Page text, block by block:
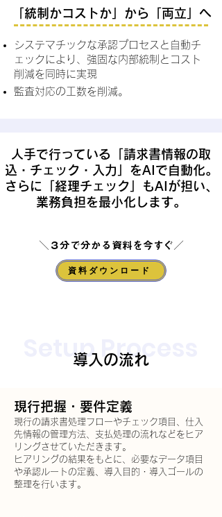
「統制かコストか」から「両立」へ
システマチックな承認プロセスと自動チ
ェックにより、強固な内部統制とコスト
削減を同時に実現
監査対応の工数を削減。
人手で行っている「請求書情報の取
込・チェック・入力」をAIで自動化。
さらに「経理チェック」もAIが担い、
業務負担を最小化します。
​＼ ３分で分かる資料を今すぐ／
資料ダウンロード
Setup Process
導入の流れ
現行把握・要件定義
現行の請求書処理フローやチェック項目、仕入
先情報の管理方法、支払処理の流れなどをヒア
リングさせていただきます。
ヒアリングの結果をもとに、必要なデータ項目
や承認ルートの定義、導入目的・導入ゴールの
整理を行います。